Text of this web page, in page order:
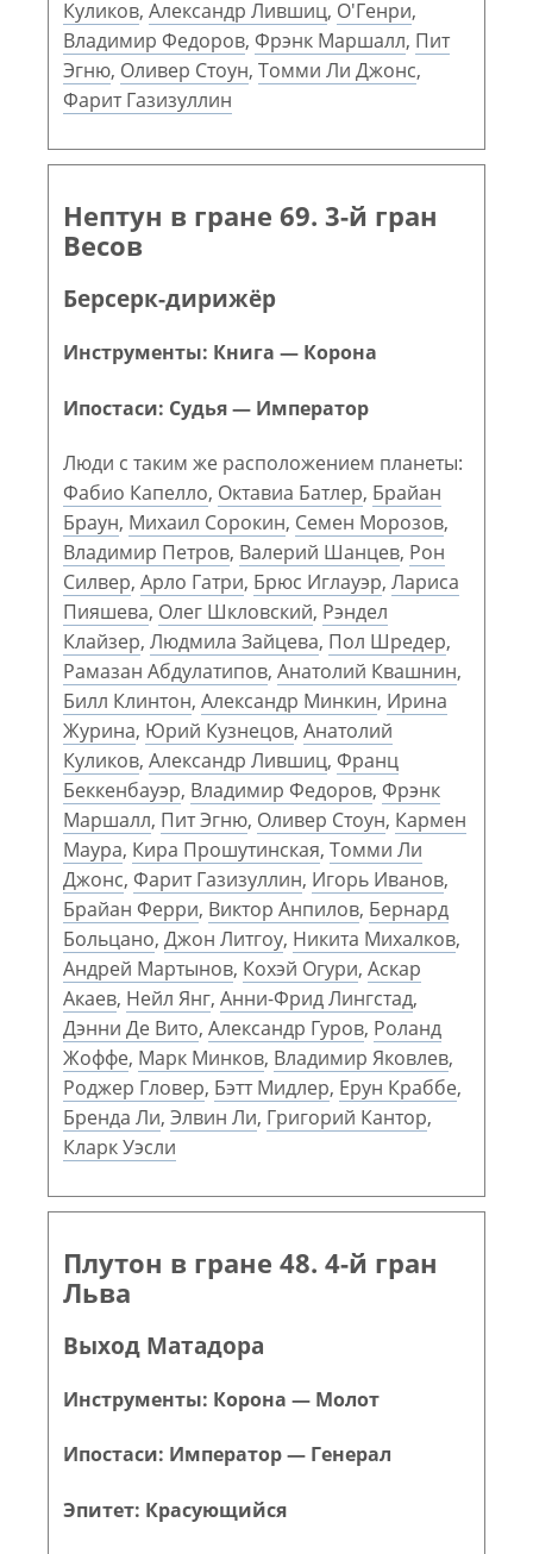
Куликов, Александр Лившиц, О'Генри,
Владимир Федоров, Фрэнк Маршалл, Пит
Эгню, Оливер Стоун, Томми Ли Джонс,
Фарит Газизуллин
Нептун в гране 69. 3-й гран
Весов
Берсерк-дирижёр
Инструменты: Книга — Корона
Ипостаси: Судья — Император
Люди с таким же расположением планеты:
Фабио Капелло, Октавиа Батлер, Брайан
Браун, Михаил Сорокин, Семен Морозов,
Владимир Петров, Валерий Шанцев, Рон
Силвер, Арло Гатри, Брюс Иглауэр, Лариса
Пияшева, Олег Шкловский, Рэндел
Клайзер, Людмила Зайцева, Пол Шредер,
Рамазан Абдулатипов, Анатолий Квашнин,
Билл Клинтон, Александр Минкин, Ирина
Журина, Юрий Кузнецов, Анатолий
Куликов, Александр Лившиц, Франц
Беккенбауэр, Владимир Федоров, Фрэнк
Маршалл, Пит Эгню, Оливер Стоун, Кармен
Маура, Кира Прошутинская, Томми Ли
Джонс, Фарит Газизуллин, Игорь Иванов,
Брайан Ферри, Виктор Анпилов, Бернард
Больцано, Джон Литгоу, Никита Михалков,
Андрей Мартынов, Кохэй Огури, Аскар
Акаев, Нейл Янг, Анни-Фрид Лингстад,
Дэнни Де Вито, Александр Гуров, Роланд
Жоффе, Марк Минков, Владимир Яковлев,
Роджер Гловер, Бэтт Мидлер, Ерун Краббе,
Бренда Ли, Элвин Ли, Григорий Кантор,
Кларк Уэсли
Плутон в гране 48. 4-й гран
Льва
Выход Матадора
Инструменты: Корона — Молот
Ипостаси: Император — Генерал
Эпитет: Красующийся